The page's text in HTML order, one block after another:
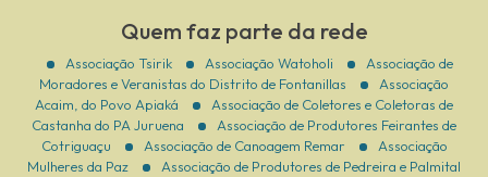
Quem faz parte da rede
Associação Tsirik Associação Watoholi
Associação de
Moradores e Veranistas do Distrito de Fontanillas
Associação
Acaim, do Povo Apiaká
Associação de Coletores e Coletoras de
Castanha do PA Juruena
Associação de Produtores Feirantes de
Cotriguaçu
Associação de Canoagem Remar
Associação
Mulheres da Paz
Associação de Produtores de Pedreira e Palmital